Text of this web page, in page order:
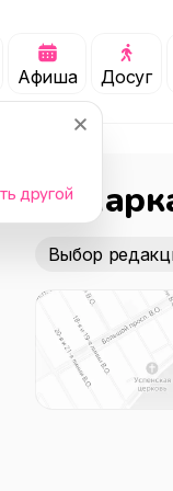
другой
Афиша Досуг
Выбор